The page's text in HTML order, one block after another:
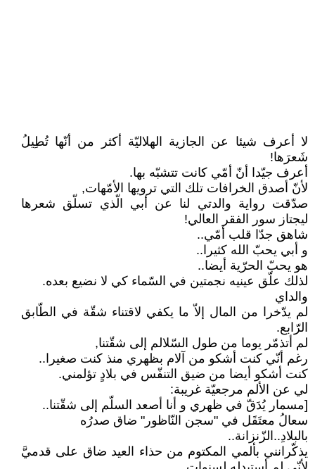
لا أعرف شيئا عن الجازية الهلاليّة أكثر من أنّها تُطِيلُ
شَعرَها!
أعرف جيّدا أنّ أمّي كانت تتشبّه بها.
لأنّ أصدق الخرافات تلك التي ترويها الأمّهات,
صدّقت رواية والدتي لنا عن أبي الّذي تسلّق شعرها
ليجتاز سور الفقر العالي!
شاهق جدّا قلب أمّي..
و أبي يحبّ الله كثيرا..
هو يحبّ الحرّية أيضا..
لذلك علّق عينيه نجمتين في السّماء كي لا نضيع بعده.
والداي
لم يدّخرا من المال إلاّ ما يكفي لاقتناء شقّة في الطّابق
الرّابع.
لم أتذمّر يوما من طول السّلالم إلى شقّتنا,
رغم أنّي كنت أشكو من آلام بظهري منذ كنت صغيرا..
كنت أشكو أيضا من ضيق التنفّس في بلادٍ تؤلمني.
لي عن الألم مرجعيّة غريبة:
[مسمار يُدَقّ في ظهري و أنا أصعد السلّم إلى شقّتنا..
سعالُ معتَقَل في "سجن النّاظور" ضاق صدرُه
بالبلادِ..الزّنزانة..
يذكّرانني بألمي المكتوم من حذاء العيد ضاق على قدميَّ